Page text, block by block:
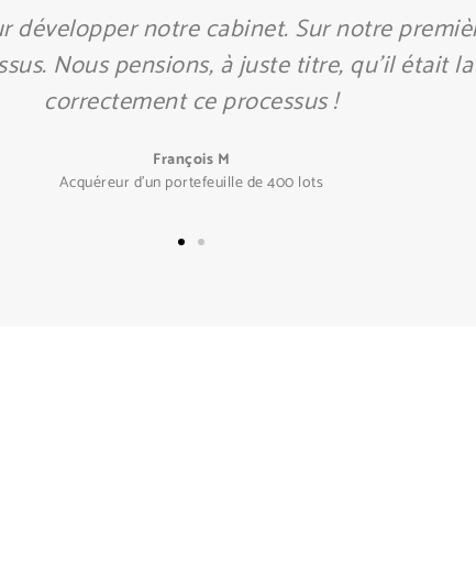
mon cabinet, j’appréhendais la
Europe Cession pour réussir comme il
Cédant d'un cabinet d'ADB en province